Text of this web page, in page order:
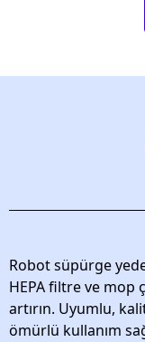
Robot süpürge
HEPA filtre ve mop
artırın. Uyumlu,
ömürlü kullanım